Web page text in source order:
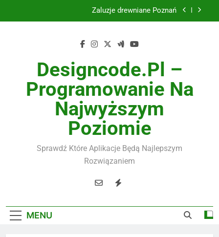
Żaluzje drewniane Poznań
Utylizacja odpadów Lublin
Żaluzje drewniane Poznań
Instalacje elektryczne Gdańsk
Designcode.pl –
Programowanie Na
Najwyższym
Poziomie
Sprawdź Które Aplikacje Będą Najlepszym
Rozwiązaniem
MENU